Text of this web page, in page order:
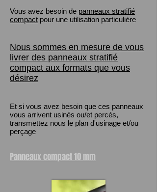
Vous avez besoin de panneaux stratifié
compact pour une utilisation particulière
Nous sommes en mesure de vous
livrer des panneaux stratifié
compact aux formats que vous
désirez
Et si vous avez besoin que ces panneaux
vous arrivent usinés ou/et percés,
transmettez nous le plan d'usinage et/ou
perçage
Panneaux compact 10 mm